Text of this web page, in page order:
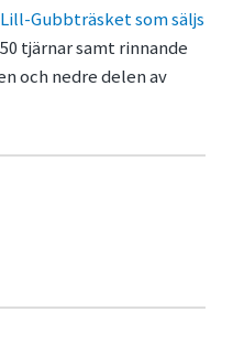
Gubbträsket som säljs
tjärnar samt rinnande
och nedre delen av